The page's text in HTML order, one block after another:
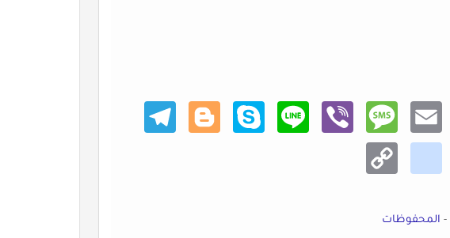
Email
Mess
age
Viber
Line
Skype
Blogg
er
Teleg
ram
Copy
Link
- المحفوظات